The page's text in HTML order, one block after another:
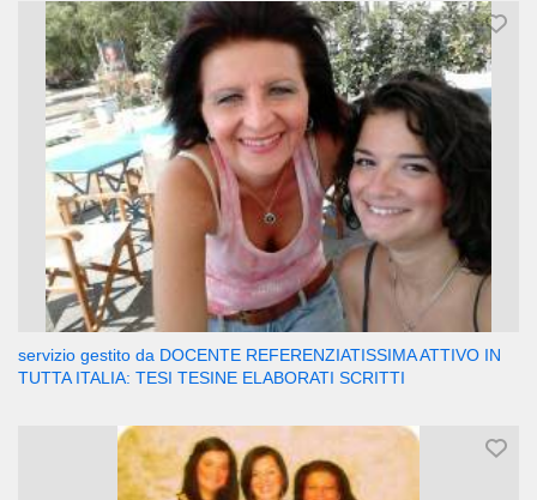
servizio gestito da DOCENTE REFERENZIATISSIMA ATTIVO IN
TUTTA ITALIA: TESI TESINE ELABORATI SCRITTI